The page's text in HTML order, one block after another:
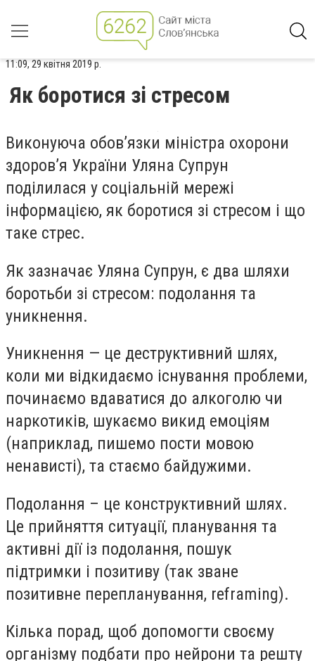
11:09, 29 квітня 2019 р.
Як боротися зі стресом
Виконуюча обов’язки міністра охорони
здоров’я України Уляна Супрун
поділилася у соціальній мережі
інформацією, як боротися зі стресом і що
таке стрес.
Як зазначає Уляна Супрун, є два шляхи
боротьби зі стресом: подолання та
уникнення.
Уникнення — це деструктивний шлях,
коли ми відкидаємо існування проблеми,
починаємо вдаватися до алкоголю чи
наркотиків, шукаємо викид емоціям
(наприклад, пишемо пости мовою
ненависті), та стаємо байдужими.
Подолання – це конструктивний шлях.
Це прийняття ситуації, планування та
активні дії із подолання, пошук
підтримки і позитиву (так зване
позитивне перепланування, reframing).
Кілька порад, щоб допомогти своєму
організму подбати про нейрони та решту